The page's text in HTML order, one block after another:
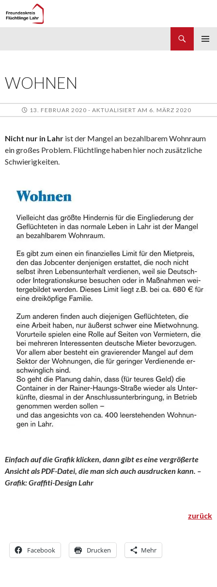
WOHNEN
13. FEBRUAR 2020 - AKTUALISIERT AM 6. MÄRZ 2020
Nicht nur in Lahr ist der Mangel an bezahlbarem Wohnraum
ein großes Problem. Flüchtlinge haben hier noch zusätzliche
Schwierigkeiten.
Einfach auf die Grafik klicken, dann gibt es eine vergrößerte
Ansicht als PDF-Datei, die man sich auch ausdrucken kann. –
Grafik: Graffiti-Design Lahr
zurück
Facebook Drucken Mehr